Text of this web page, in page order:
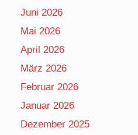
Juni 2026
Mai 2026
April 2026
März 2026
Februar 2026
Januar 2026
Dezember 2025